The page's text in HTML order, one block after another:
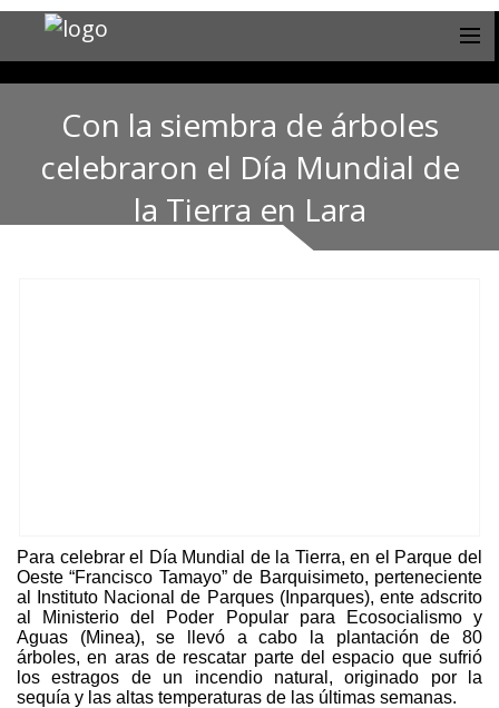
Con la siembra de árboles
celebraron el Día Mundial de
la Tierra en Lara
Para celebrar el Día Mundial de la Tierra, en el Parque del
Oeste “Francisco Tamayo” de Barquisimeto, perteneciente
al Instituto Nacional de Parques (Inparques), ente adscrito
al Ministerio del Poder Popular para Ecosocialismo y
Aguas (Minea), se llevó a cabo la plantación de 80
árboles, en aras de rescatar parte del espacio que sufrió
los estragos de un incendio natural, originado por la
sequía y las altas temperaturas de las últimas semanas.